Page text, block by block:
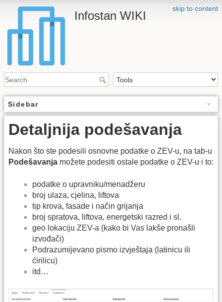
skip to content
Infostan WIKI
Sidebar
Detaljnija podešavanja
Nakon što ste podesili osnovne podatke o ZEV-u, na tab-u
Podešavanja možete podesiti ostale podatke o ZEV-u i to:
podatke o upravniku/menadžeru
broj ulaza, cjelina, liftova
tip krova, fasade i način grijanja
broj spratova, liftova, energetski razred i sl.
geo lokaciju ZEV-a (kako bi Vas lakše pronašli
izvođači)
Podrazumijevano pismo izvještaja (latinicu ili
ćirilicu)
itd…